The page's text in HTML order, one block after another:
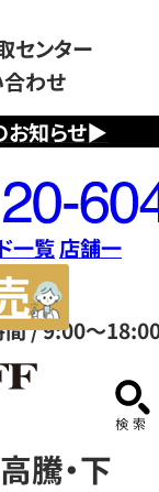
お知らせ▶
センター
わせ
/ 9:00～
一覧店舗一
サ
騰・下